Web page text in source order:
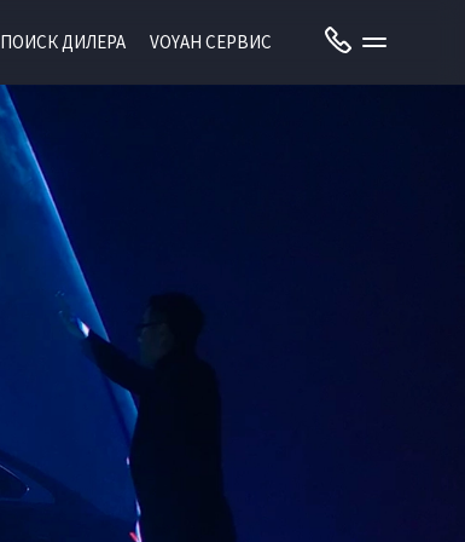
ПОИСК ДИЛЕРА VOYAH СЕРВИС